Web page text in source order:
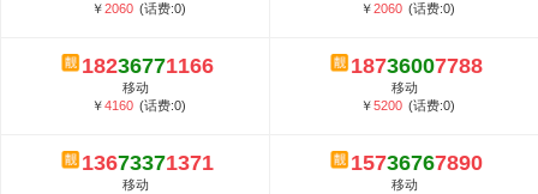
￥2060 (话费:0)
￥2060 (话费:0)
18236771166
移动
￥4160 (话费:0)
18736007788
移动
￥5200 (话费:0)
13673371371
移动
15736767890
移动